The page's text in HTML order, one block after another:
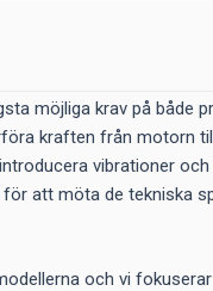
möjliga krav på både
kraften från motorn
vibrationer
att möta de tekniska
och vi